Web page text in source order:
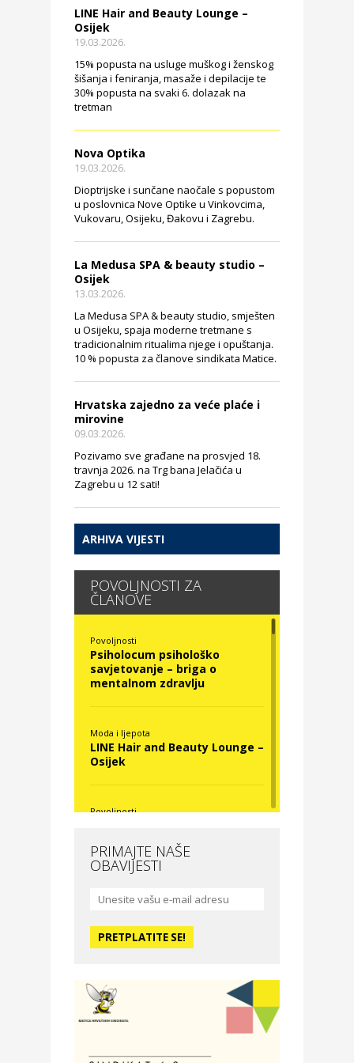
LINE Hair and Beauty Lounge –
Osijek
19.03.2026.
15% popusta na usluge muškog i ženskog
šišanja i feniranja, masaže i depilacije te
30% popusta na svaki 6. dolazak na
tretman
Nova Optika
19.03.2026.
Dioptrijske i sunčane naočale s popustom
u poslovnica Nove Optike u Vinkovcima,
Vukovaru, Osijeku, Đakovu i Zagrebu.
La Medusa SPA & beauty studio –
Osijek
13.03.2026.
La Medusa SPA & beauty studio, smješten
u Osijeku, spaja moderne tretmane s
tradicionalnim ritualima njege i opuštanja.
10 % popusta za članove sindikata Matice.
Hrvatska zajedno za veće plaće i
mirovine
09.03.2026.
Pozivamo sve građane na prosvjed 18.
travnja 2026. na Trg bana Jelačića u
Zagrebu u 12 sati!
ARHIVA VIJESTI
POVOLJNOSTI ZA
ČLANOVE
Povoljnosti
Psiholocum psihološko
savjetovanje – briga o
mentalnom zdravlju
Moda i ljepota
LINE Hair and Beauty Lounge –
Osijek
Povoljnosti
Moda i ljepota
studio – Osijek
Zdravlje i osiguranje
PRIMAJTE NAŠE
OBAVIJESTI